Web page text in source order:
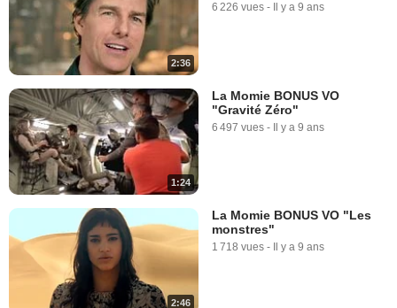
2:36
6 226 vues - Il y a 9 ans
1:24
La Momie BONUS VO
"Gravité Zéro"
6 497 vues - Il y a 9 ans
2:46
La Momie BONUS VO "Les
monstres"
1 718 vues - Il y a 9 ans